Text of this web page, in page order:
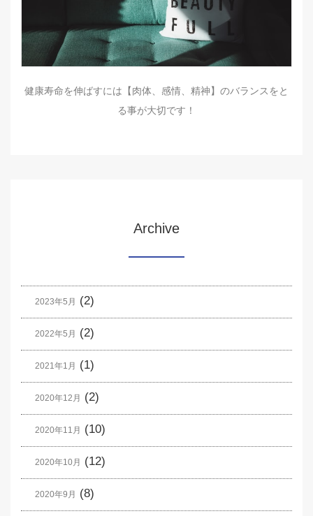
健康寿命を伸ばすには【肉体、感情、精神】のバランスをと
る事が大切です！
Archive
2023年5月 (2)
2022年5月 (2)
2021年1月 (1)
2020年12月 (2)
2020年11月 (10)
2020年10月 (12)
2020年9月 (8)